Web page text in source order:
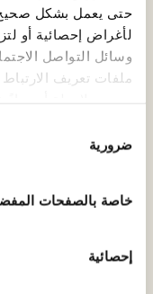
حتى يعمل بشكل صحيح،
لأغراض إحصائية أو
وسائل التواصل
ملفات تعريف
(template: Cookies Cookiebot information letter_AR V2.0)
الموافقة
ضرورية
خاصة بالصفحات
إحصائية
العنصر الأساسي الذي